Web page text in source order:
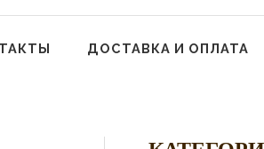
ДОСТАВКА И ОПЛАТА